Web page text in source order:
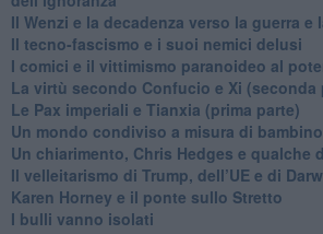
Il Wenzi e la decadenza verso la guerra e
​Il tecno-fascismo e i suoi nemici delusi
​I comici e il vittimismo paranoideo al
​La virtù secondo Confucio e Xi (seconda
Le Pax imperiali e Tianxia (prima parte)
Un mondo condiviso a misura di bambino
​Un chiarimento, Chris Hedges e qualche
Il velleitarismo di Trump, dell’UE e di
​Karen Horney e il ponte sullo Stretto
​I bulli vanno isolati